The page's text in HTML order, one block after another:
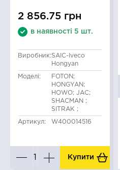
2 856.75 грн
в наявності 5 шт.
Виробник:SAIC-Iveco
Hongyan
Моделі:
FOTON;
HONGYAN;
HOWO; JAC;
SHACMAN ;
SITRAK ;
Артикул: W400014516
Купити